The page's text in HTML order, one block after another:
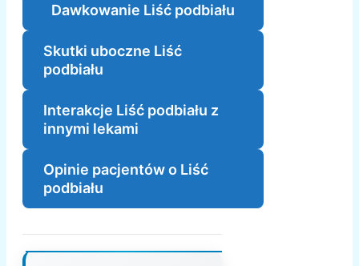
Dawkowanie Liść podbiału
Skutki uboczne Liść
podbiału
Interakcje Liść podbiału z
innymi lekami
Opinie pacjentów o Liść
podbiału